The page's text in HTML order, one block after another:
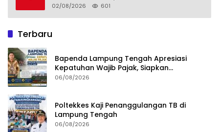
02/08/2026 601
Terbaru
Bapenda Lampung Tengah Apresiasi
Kepatuhan Wajib Pajak, Siapkan
Pengawasan Terpadu di PT GGP
06/08/2026
Poltekkes Kaji Penanggulangan TB di
Lampung Tengah
06/08/2026